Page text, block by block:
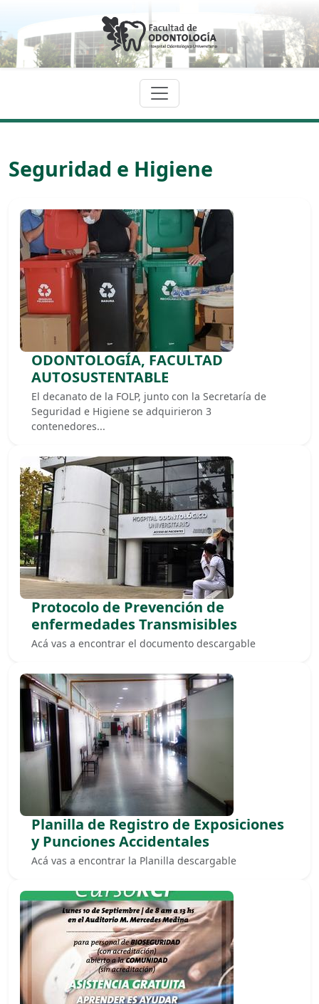
Seguridad e Higiene
ODONTOLOGÍA, FACULTAD
AUTOSUSTENTABLE
El decanato de la FOLP, junto con la Secretaría de
Seguridad e Higiene se adquirieron 3
contenedores...
Protocolo de Prevención de
enfermedades Transmisibles
Acá vas a encontrar el documento descargable
Planilla de Registro de Exposiciones
y Punciones Accidentales
Acá vas a encontrar la Planilla descargable